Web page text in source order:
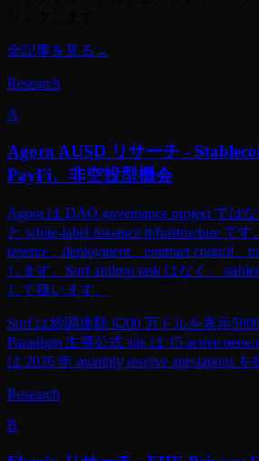
全記事を見る→
Research
A
Agora AUSD リサーチ -
PayFi、非空投型機会
Agora は DAO governance project では
と white-label issuance infrastructure で
reserve、deployment、contract control、
します。Surf airdrop task はなく、
して扱います。
Surf は総調達額 6200 万ドルを表示
Paradigm 主導公式 site は 15 active
は 2026 年 monthly reserve attestations を
Research
B